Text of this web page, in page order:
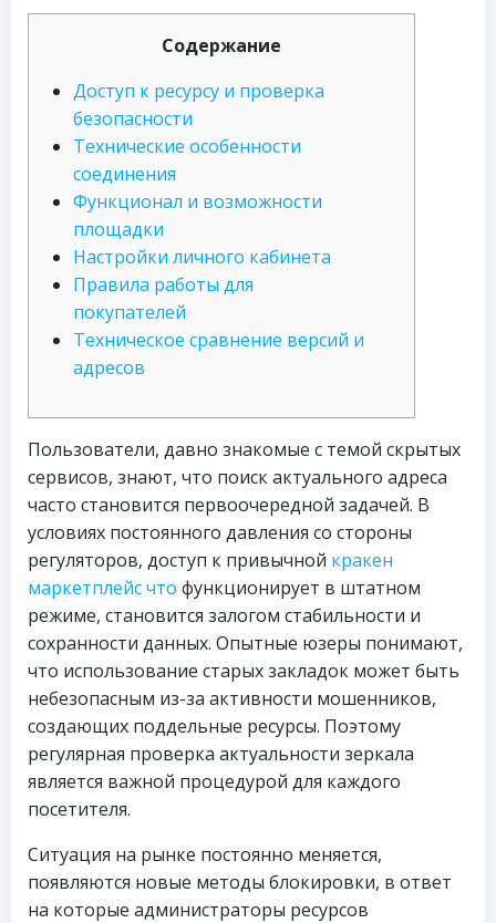
Содержание
Доступ к ресурсу и проверка
безопасности
Технические особенности
соединения
Функционал и возможности
площадки
Настройки личного кабинета
Правила работы для
покупателей
Техническое сравнение версий и
адресов
Пользователи, давно знакомые с темой скрытых
сервисов, знают, что поиск актуального адреса
часто становится первоочередной задачей. В
условиях постоянного давления со стороны
регуляторов, доступ к привычной кракен
маркетплейс что функционирует в штатном
режиме, становится залогом стабильности и
сохранности данных. Опытные юзеры понимают,
что использование старых закладок может быть
небезопасным из-за активности мошенников,
создающих поддельные ресурсы. Поэтому
регулярная проверка актуальности зеркала
является важной процедурой для каждого
посетителя.
Ситуация на рынке постоянно меняется,
появляются новые методы блокировки, в ответ
на которые администраторы ресурсов